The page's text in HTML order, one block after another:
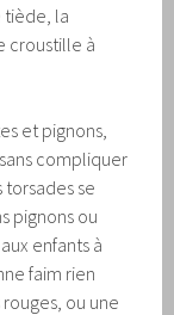
tiède, la
croustille à
et pignons,
compliquer
se
pignons ou
enfants à
faim rien
ou une